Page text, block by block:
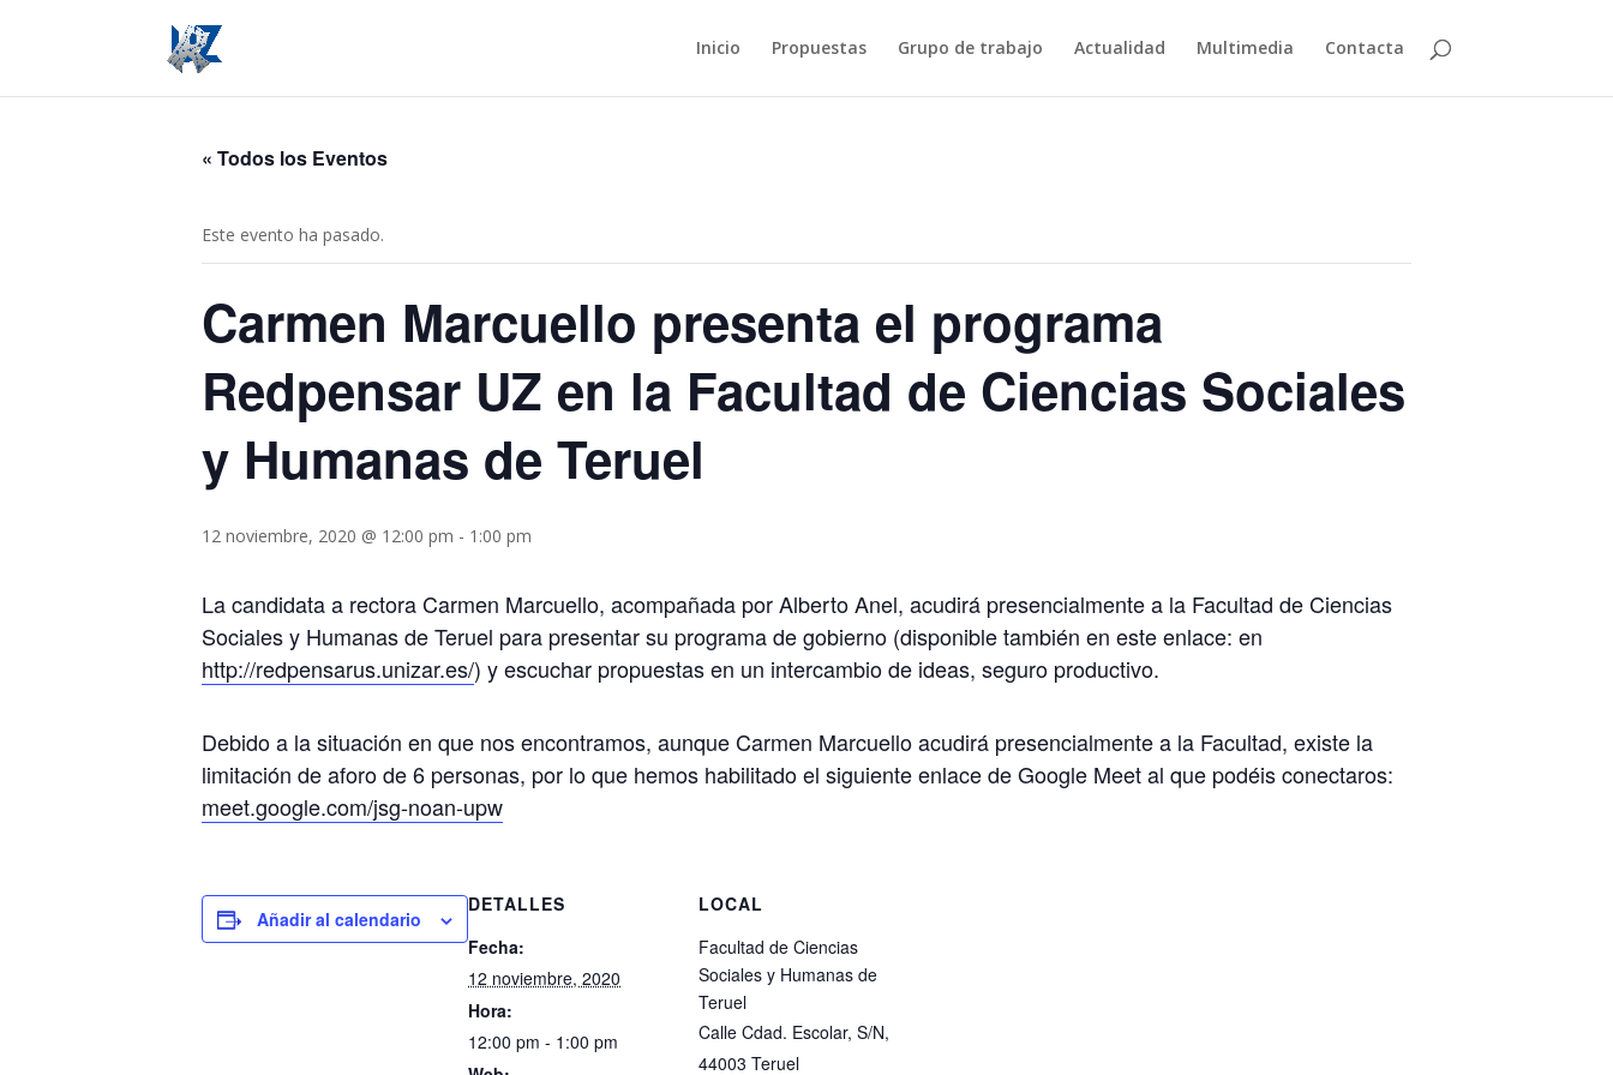
Inicio Propuestas Grupo de trabajo Actualidad Multimedia Contacta
« Todos los Eventos
Este evento ha pasado.
Carmen Marcuello presenta el programa
Redpensar UZ en la Facultad de Ciencias Sociales
y Humanas de Teruel
12 noviembre, 2020 @ 12:00 pm - 1:00 pm
La candidata a rectora Carmen Marcuello, acompañada por Alberto Anel, acudirá presencialmente a la Facultad de Ciencias
Sociales y Humanas de Teruel para presentar su programa de gobierno (disponible también en este enlace: en
http://redpensarus.unizar.es/) y escuchar propuestas en un intercambio de ideas, seguro productivo.
Debido a la situación en que nos encontramos, aunque Carmen Marcuello acudirá presencialmente a la Facultad, existe la
limitación de aforo de 6 personas, por lo que hemos habilitado el siguiente enlace de Google Meet al que podéis conectaros:
meet.google.com/jsg-noan-upw
Añadir al calendario
DETALLES
Fecha:
12 noviembre, 2020
Hora:
12:00 pm - 1:00 pm
LOCAL
Facultad de Ciencias
Sociales y Humanas de
Teruel
Calle Cdad. Escolar, S/N,
44003 Teruel